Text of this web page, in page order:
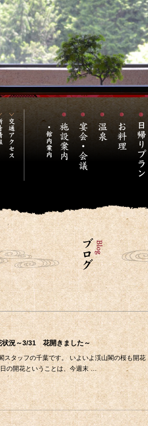
状況～3/31 花開きました～
スタッフの千葉です。 いよいよ渓山閣の桜も開花
の開花ということは、今週末 …